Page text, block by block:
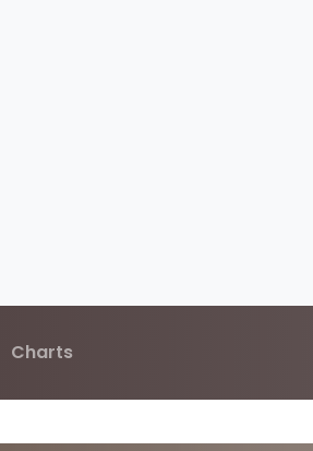
Charts